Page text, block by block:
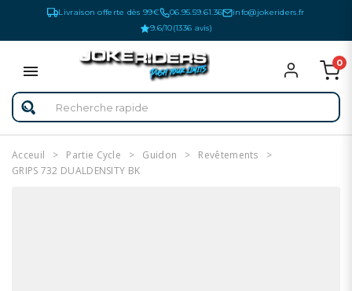
Livraison offerte dès 99€ 06.95.59.61.36
info@jokeriders.fr
9.6/10(1336 avis)
0
Acceuil Partie Cycle Guidon
Revêtements
GRIPS 732 DUALDENSITY BK